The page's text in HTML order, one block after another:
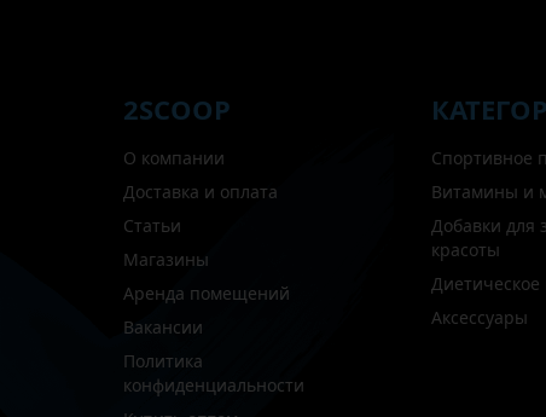
2SCOOP
О компании
Доставка и оплата
Статьи
Магазины
Аренда помещений
Вакансии
Политика
конфиденциальности
Спортивное
Витамины и
Добавки для
красоты
Диетическое
Аксессуары